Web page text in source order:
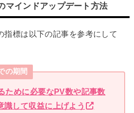
マインドアップデート方法
指標は以下の記事を参考にして
の期間
ために必要なPV数や記事数
識して収益に上げよう